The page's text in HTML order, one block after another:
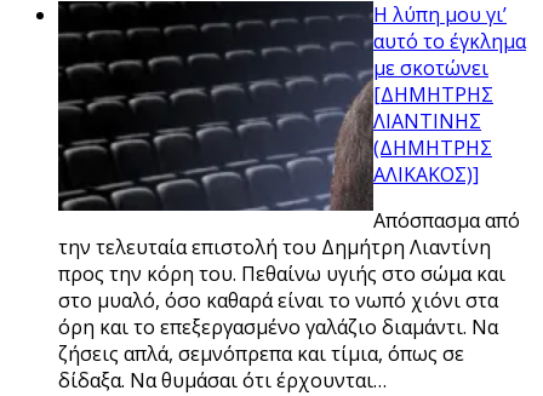
Η λύπη μου γι’
αυτό το έγκλημα
με σκοτώνει
[ΔΗΜΗΤΡΗΣ
ΛΙΑΝΤΙΝΗΣ
(ΔΗΜΗΤΡΗΣ
ΑΛΙΚΑΚΟΣ)]
Απόσπασμα από
την τελευταία επιστολή του Δημήτρη Λιαντίνη
προς την κόρη του. Πεθαίνω υγιής στο σώμα και
στο μυαλό, όσο καθαρά είναι το νωπό χιόνι στα
όρη και το επεξεργασμένο γαλάζιο διαμάντι. Να
ζήσεις απλά, σεμνόπρεπα και τίμια, όπως σε
δίδαξα. Να θυμάσαι ότι έρχουνται…